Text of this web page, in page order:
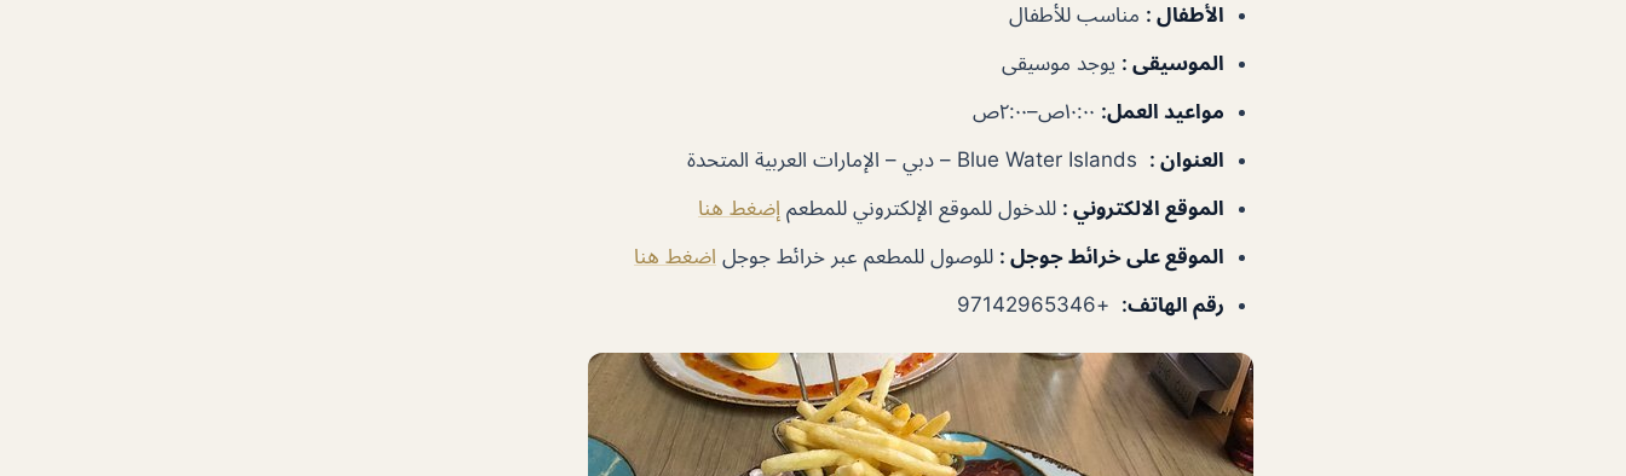
الأطفال : مناسب للأطفال
الموسيقى : يوجد موسيقى
مواعيد العمل:
العنوان :
الموقع الالكتروني : للدخول للموقع الإلكتروني للمطعم إضغط هنا
الموقع على خرائط جوجل : للوصول للمطعم عبر خرائط جوجل اضغط هنا
رقم الهاتف:
+97142965346